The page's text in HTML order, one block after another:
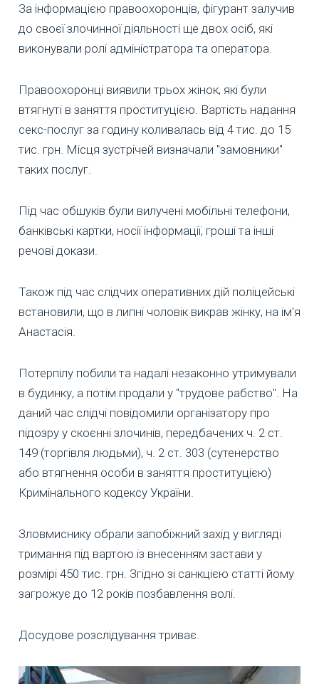
За інформацією правоохоронців, фігурант залучив
до своєї злочинної діяльності ще двох осіб, які
виконували ролі адміністратора та оператора.
Правоохоронці виявили трьох жінок, які були
втягнуті в заняття проституцією. Вартість надання
секс-послуг за годину коливалась від 4 тис. до 15
тис. грн. Місця зустрічей визначали "замовники"
таких послуг.
Під час обшуків були вилучені мобільні телефони,
банківські картки, носії інформації, гроші та інші
речові докази.
Також під час слідчих оперативних дій поліцейські
встановили, що в липні чоловік викрав жінку, на ім'я
Анастасія.
Потерпілу побили та надалі незаконно утримували
в будинку, а потім продали у "трудове рабство". На
даний час слідчі повідомили організатору про
підозру у скоєнні злочинів, передбачених ч. 2 ст.
149 (торгівля людьми), ч. 2 ст. 303 (сутенерство
або втягнення особи в заняття проституцією)
Кримінального кодексу України.
Зловмиснику обрали запобіжний захід у вигляді
тримання під вартою із внесенням застави у
розмірі 450 тис. грн. Згідно зі санкцією статті йому
загрожує до 12 років позбавлення волі.
Досудове розслідування триває.